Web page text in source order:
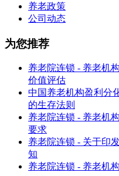
养老政策
公司动态
为您推荐
养老院连锁 - 养老机
价值评估
中国养老机构盈利分
的生存法则
养老院连锁 - 养老机
要求
养老院连锁 - 关于印
知
养老院连锁 - 养老机